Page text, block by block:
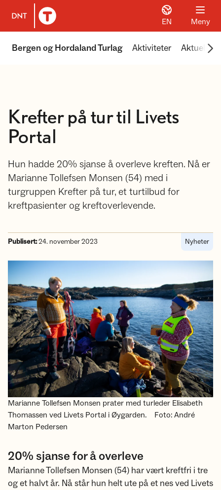
Til DNT.no forside
EN Meny
Bergen og Hordaland Turlag Aktiviteter Aktuelt
Krefter på tur til Livets
Portal
Hun hadde 20% sjanse å overleve kreften. Nå er
Marianne Tollefsen Monsen (54) med i
turgruppen Krefter på tur, et turtilbud for
kreftpasienter og kreftoverlevende.
Publisert:24. november 2023 Nyheter
Marianne Tollefsen Monsen prater med turleder Elisabeth
Thomassen ved Livets Portal i Øygarden.
Foto: André
Marton Pedersen
20% sjanse for å overleve
Marianne Tollefsen Monsen (54) har vært kreftfri i tre
og et halvt år. Nå står hun helt ute på et nes ved Livets